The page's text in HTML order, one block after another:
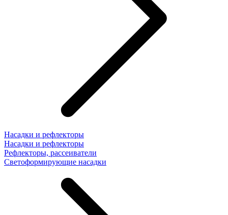
Насадки и рефлекторы
Насадки и рефлекторы
Рефлекторы, рассеиватели
Светоформирующие насадки